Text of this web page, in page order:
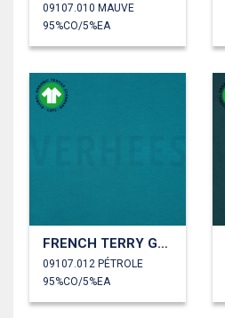
09107.010 MAUVE
95%CO/5%EA
FRENCH TERRY GOTS
09107.012 PÉTROLE
95%CO/5%EA